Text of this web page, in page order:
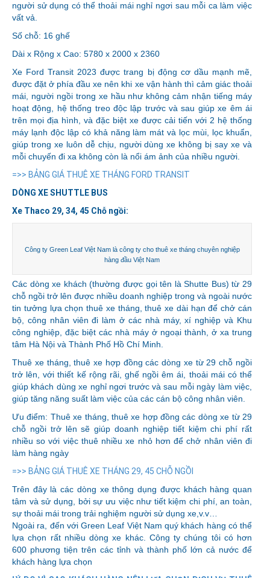
người sử dụng có thể thoải mái nghỉ ngơi sau mỗi ca làm việc
vất vả.
Số chỗ: 16 ghế
Dài x Rộng x Cao: 5780 x 2000 x 2360
Xe Ford Transit 2023 được trang bị động cơ dầu mạnh mẽ,
được đặt ở phía đầu xe nên khi xe vận hành thì cảm giác thoải
mái, người ngồi trong xe hầu như không cảm nhận tiếng máy
hoạt động, hệ thống treo độc lập trước và sau giúp xe êm ái
trên mọi địa hình, và đặc biệt xe được cải tiến với 2 hệ thống
máy lạnh độc lập có khả năng làm mát và lọc mùi, lọc khuẩn,
giúp trong xe luôn dễ chịu, người dùng xe không bị say xe và
mỗi chuyến đi xa không còn là nổi ám ảnh của nhiều người.
=>> BẢNG GIÁ THUÊ XE THÁNG FORD TRANSIT
DÒNG XE SHUTTLE BUS
Xe Thaco 29, 34, 45 Chỗ ngồi:
Công ty Green Leaf Việt Nam là công ty cho thuê xe tháng chuyên nghiệp
hàng đầu Việt Nam
Các dòng xe khách (thường được gọi tên là Shutte Bus) từ 29
chỗ ngồi trở lên được nhiều doanh nghiệp trong và ngoài nước
tin tưởng lựa chọn thuê xe tháng, thuê xe dài hạn để chở cán
bộ, công nhân viên đi làm ở các nhà máy, xí nghiệp và Khu
công nghiệp, đặc biệt các nhà máy ở ngoại thành, ở xa trung
tâm Hà Nội và Thành Phố Hồ Chí Minh.
Thuê xe tháng, thuê xe hợp đồng các dòng xe từ 29 chỗ ngồi
trở lên, với thiết kế rộng rãi, ghế ngồi êm ái, thoải mái có thể
giúp khách dùng xe nghỉ ngơi trước và sau mỗi ngày làm việc,
giúp tăng năng suất làm việc của các cán bộ công nhân viên.
Ưu điểm: Thuê xe tháng, thuê xe hợp đồng các dòng xe từ 29
chỗ ngồi trở lên sẽ giúp doanh nghiệp tiết kiệm chi phí rất
nhiều so với việc thuê nhiều xe nhỏ hơn để chở nhân viên đi
làm hàng ngày
=>> BẢNG GIÁ THUÊ XE THÁNG 29, 45 CHỖ NGỒI
Trên đây là các dòng xe thông dụng được khách hàng quan
tâm và sử dụng, bởi sự ưu việc như tiết kiệm chi phí, an toàn,
sự thoải mái trong trải nghiệm người sử dụng xe,v.v…
Ngoài ra, đến với Green Leaf Việt Nam quý khách hàng có thể
lựa chọn rất nhiều dòng xe khác. Công ty chúng tôi có hơn
600 phương tiện trên các tỉnh và thành phố lớn cả nước để
khách hàng lựa chọn